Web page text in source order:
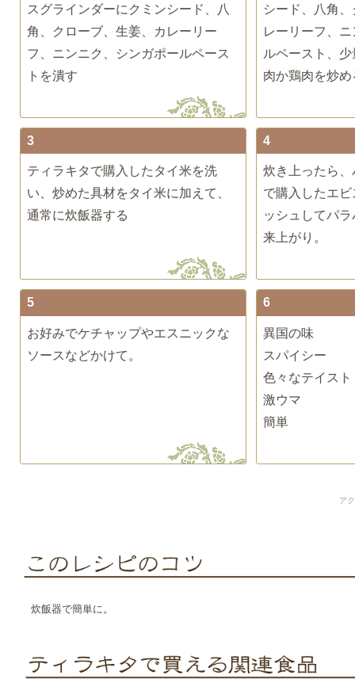
スグラインダーにクミンシード、八
角、クローブ、生姜、カレーリー
フ、ニンニク、シンガポールペース
トを潰す
シード、八角
レーリーフ、
ルペースト、
肉か鶏肉を炒め
3
ティラキタで購入したタイ米を洗
い、炒めた具材をタイ米に加えて、
通常に炊飯器する
4
炊き上ったら
で購入したエ
ッシュしてパ
来上がり。
5
お好みでケチャップやエスニックな
ソースなどかけて。
6
異国の味
スパイシー
色々なテイスト
激ウマ
簡単
ア
炊飯器で簡単に。